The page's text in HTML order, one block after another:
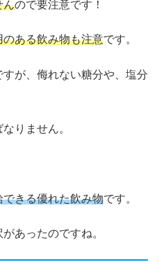
んので要注意です！
ある飲み物も注意です。
が、侮れない糖分や、塩分
りません。
きる優れた飲み物です。
あったのですね。